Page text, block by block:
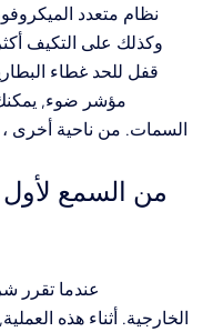
وكذلك على التكيف
قفل للحد غطاء
مؤشر ضوء, يمكنك
السمات. من ناحية أخرى ،
من السمع لأول
عندما تقرر
الخارجية. أثناء هذه